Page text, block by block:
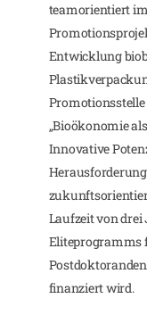
teamorientiert
Entwicklung
„Bioökonomie
Innovative
Laufzeit von drei
Eliteprogramms
finanziert wird.